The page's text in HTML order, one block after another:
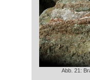
Abb. 21: